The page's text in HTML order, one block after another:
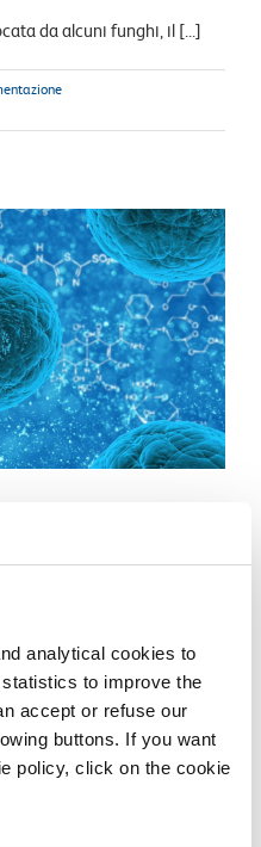
analytical cookies to
to improve the
accept or refuse our
buttons. If you want
policy, click on the cookie
da alcuni funghi, il [...]
basta un prelievo